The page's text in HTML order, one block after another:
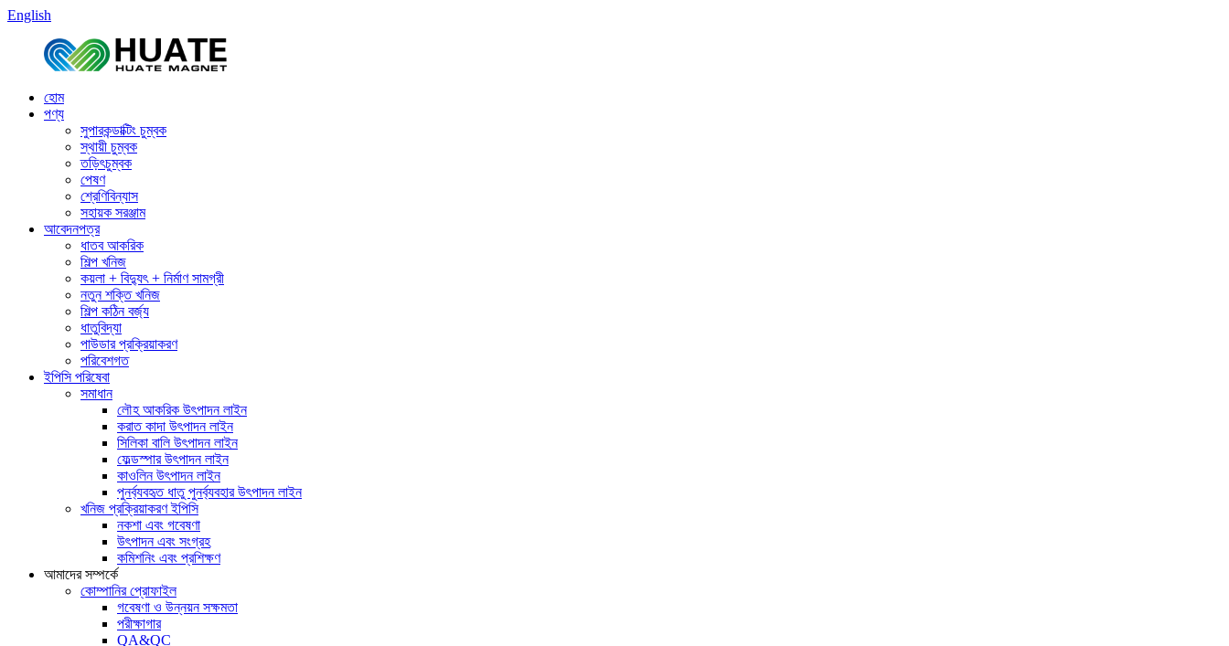
English
হোম
পণ্য
সুপারকন্ডাক্টিং চুম্বক
স্থায়ী চুম্বক
তড়িৎচুম্বক
পেষণ
শ্রেণিবিন্যাস
সহায়ক সরঞ্জাম
আবেদনপত্র
ধাতব আকরিক
শিল্প খনিজ
কয়লা + বিদ্যুৎ + নির্মাণ সামগ্রী
নতুন শক্তি খনিজ
শিল্প কঠিন বর্জ্য
ধাতুবিদ্যা
পাউডার প্রক্রিয়াকরণ
পরিবেশগত
ইপিসি পরিষেবা
সমাধান
লৌহ আকরিক উৎপাদন লাইন
করাত কাদা উৎপাদন লাইন
সিলিকা বালি উৎপাদন লাইন
ফেল্ডস্পার উৎপাদন লাইন
কাওলিন উৎপাদন লাইন
পুনর্ব্যবহৃত ধাতু পুনর্ব্যবহার উৎপাদন লাইন
খনিজ প্রক্রিয়াকরণ ইপিসি
নকশা এবং গবেষণা
উৎপাদন এবং সংগ্রহ
কমিশনিং এবং প্রশিক্ষণ
আমাদের সম্পর্কে
কোম্পানির প্রোফাইল
গবেষণা ও উন্নয়ন সক্ষমতা
পরীক্ষাগার
QA&QC